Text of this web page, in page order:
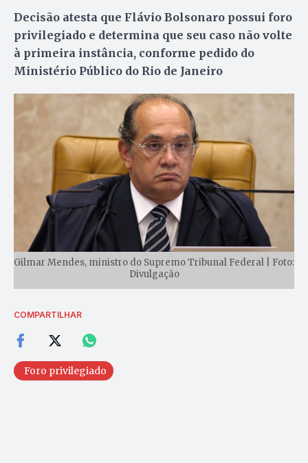
Decisão atesta que Flávio Bolsonaro possui foro
privilegiado e determina que seu caso não volte
à primeira instância, conforme pedido do
Ministério Público do Rio de Janeiro
Gilmar Mendes, ministro do Supremo Tribunal Federal | Foto:
Divulgação
COMPARTILHAR
Foro privilegiado